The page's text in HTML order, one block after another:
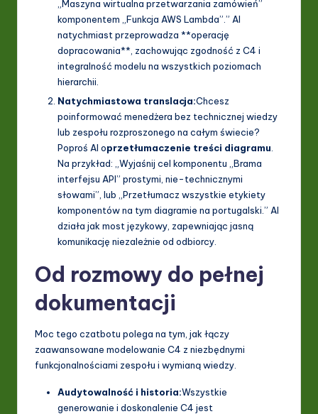
„Maszyna wirtualna przetwarzania zamówień”
komponentem „Funkcja AWS Lambda”.” AI
natychmiast przeprowadza **operację
dopracowania**, zachowując zgodność z C4 i
integralność modelu na wszystkich poziomach
hierarchii.
Natychmiastowa translacja:Chcesz
poinformować menedżera bez technicznej wiedzy
lub zespołu rozproszonego na całym świecie?
Poproś AI oprzetłumaczenie treści diagramu
Na przykład: „Wyjaśnij cel komponentu „Brama
interfejsu API” prostymi, nie-technicznymi
słowami”, lub „Przetłumacz wszystkie etykiety
komponentów na tym diagramie na portugalski.” AI
działa jak most językowy, zapewniając jasną
komunikację niezależnie od odbiorcy.
Od rozmowy do pełnej
dokumentacji
Moc tego czatbotu polega na tym, jak łączy
zaawansowane modelowanie C4 z niezbędnymi
funkcjonalnościami zespołu i wymianą wiedzy.
Audytowalność i historia:Wszystkie
generowanie i doskonalenie C4 jest